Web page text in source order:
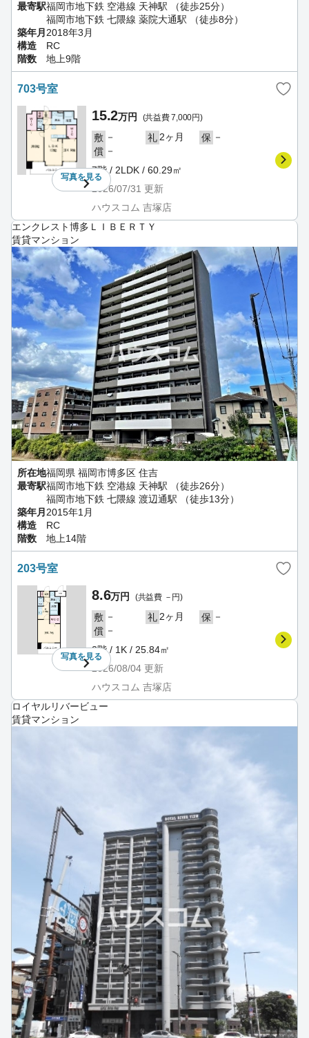
最寄駅福岡市地下鉄 空港線 天神駅 （徒歩25分）
福岡市地下鉄 七隈線 薬院大通駅 （徒歩8分）
築年月 2018年3月
構造
RC
階数
地上9階
703号室
写真を見る
15.2万円 (共益費 7,000円)
敷 － 礼2ヶ月 保 －
償 －
7階 / 2LDK / 60.29㎡
2026/07/31 更新
ハウスコム 吉塚店
エンクレスト博多ＬＩＢＥＲＴＹ
賃貸マンション
所在地福岡県 福岡市博多区 住吉
最寄駅福岡市地下鉄 空港線 天神駅 （徒歩26分）
福岡市地下鉄 七隈線 渡辺通駅 （徒歩13分）
築年月 2015年1月
構造
RC
階数
地上14階
203号室
写真を見る
8.6万円 (共益費 －円)
敷 － 礼 2ヶ月 保 －
償 －
2階 / 1K / 25.84㎡
2026/08/04 更新
ハウスコム 吉塚店
ロイヤルリバービュー
賃貸マンション